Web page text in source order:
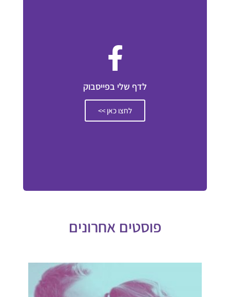
לדף שלי בפייסבוק
לחצו כאן >>
פוסטים אחרונים